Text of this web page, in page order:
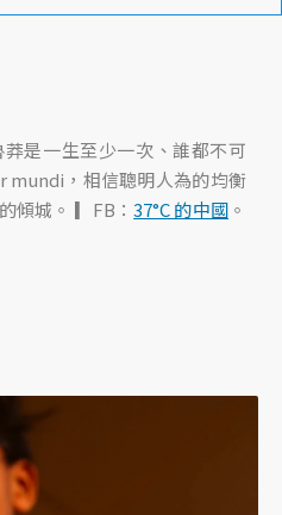
是一生至少一次、誰都不可
mundi，相信聰明人為的均衡
傾城。 ▎FB：37°C 的中國 。